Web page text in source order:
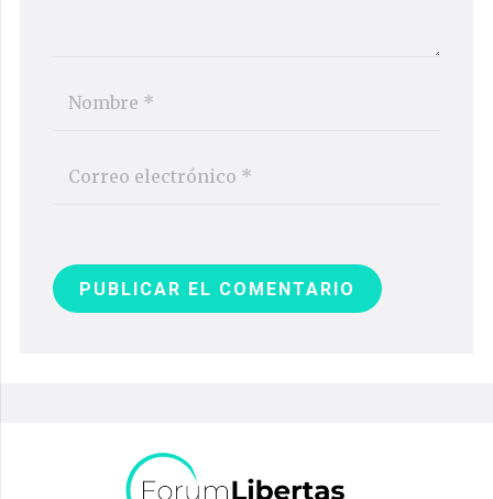
PUBLICAR EL COMENTARIO